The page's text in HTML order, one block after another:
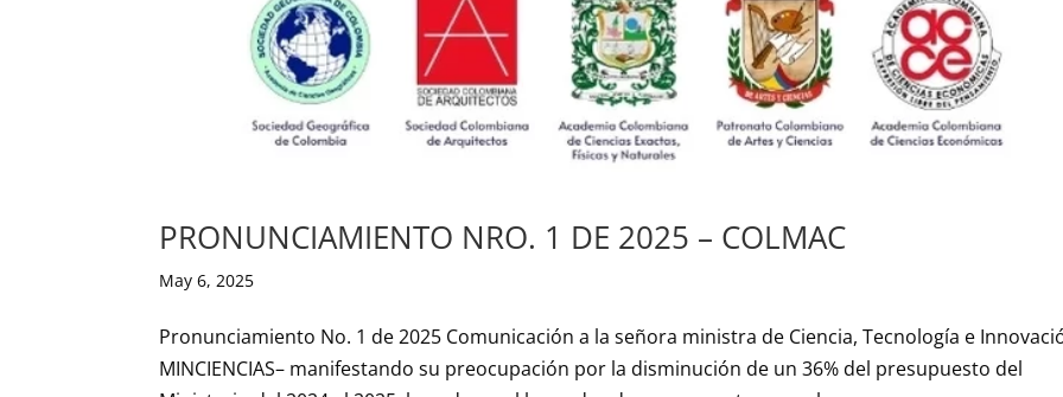
PRONUNCIAMIENTO NRO. 1 DE 2025 – COLMAC
May 6, 2025
Pronunciamiento No. 1 de 2025 Comunicación a la señora ministra de Ciencia, Tecnología e
MINCIENCIAS– manifestando su preocupación por la disminución de un 36% del presupuesto del